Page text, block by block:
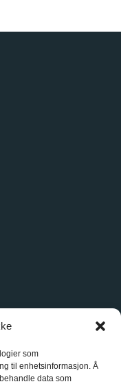
som
til enhetsinformasjon. Å
data som